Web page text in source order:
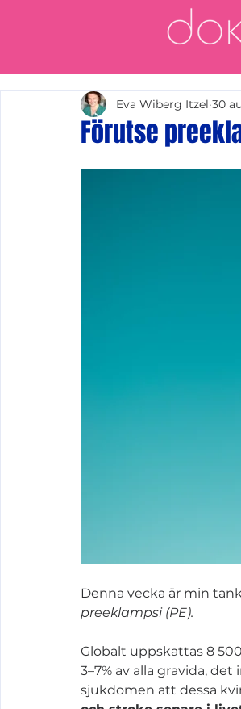
Förutse
Eva Wiberg Itzel 30
Denna vecka är min
preeklampsi (PE).
Globalt uppskattas 8
3–7% av alla gravida,
sjukdomen att dessa